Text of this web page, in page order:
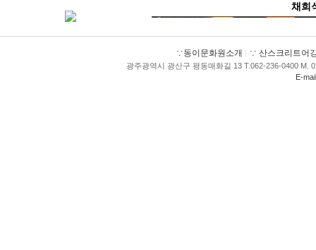
채희
∵동이문화원소개 ∵ 산스크리트어
광주광역시 광산구 평동매화길 13 T.062-236-0400 M.
E-